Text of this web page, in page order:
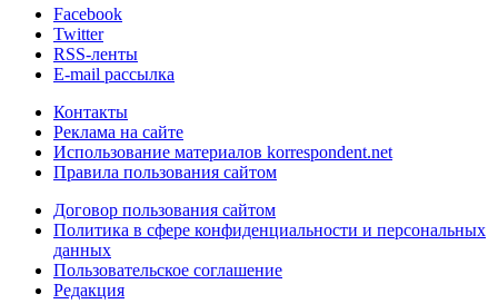
Facebook
Twitter
RSS-ленты
E-mail рассылка
Контакты
Реклама на сайте
Использование материалов korrespondent.net
Правила пользования сайтом
Договор пользования сайтом
Политика в сфере конфиденциальности и персональных
данных
Пользовательское соглашение
Редакция